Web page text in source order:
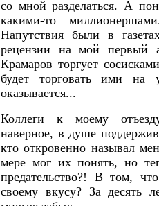
со мной разделаться. А
какими-то
Напутствия были в
рецензии на мой первый
Крамаров торгует
будет торговать ими на
оказывается...
Коллеги к моему
наверное, в душе
кто откровенно называл
мере мог их понять, но
предательство?! В том,
своему вкусу? За десять